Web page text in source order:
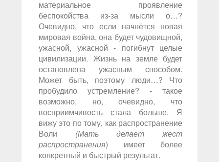
материальное проявление
беспокойства из-за мысли о…?
Очевидно, что если начнётся новая
мировая война, она будет чудовищной,
ужасной, ужасной - погибнут целые
цивилизации. Жизнь на земле будет
остановлена ужасным способом.
Может быть, поэтому люди…? Что
пробудило устремление? - такое
возможно, но, очевидно, что
восприимчивость стала больше. Я
вижу это по тому, как распространение
Воли (Мать делает жест
распространения) имеет более
конкретный и быстрый результат.